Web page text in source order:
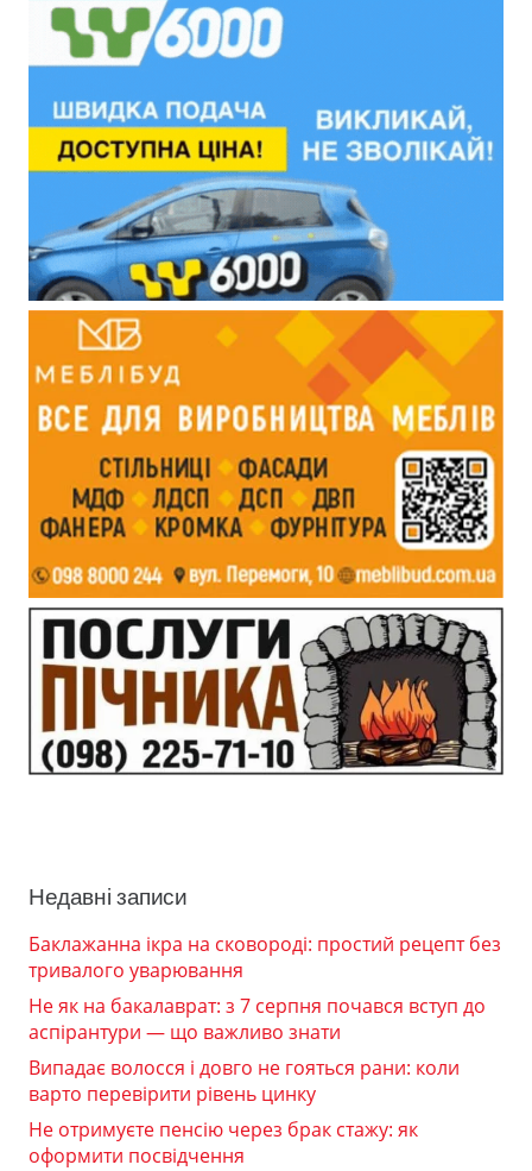
Недавні записи
Баклажанна ікра на сковороді: простий рецепт без
тривалого уварювання
Не як на бакалаврат: з 7 серпня почався вступ до
аспірантури — що важливо знати
Випадає волосся і довго не гояться рани: коли
варто перевірити рівень цинку
Не отримуєте пенсію через брак стажу: як
оформити посвідчення